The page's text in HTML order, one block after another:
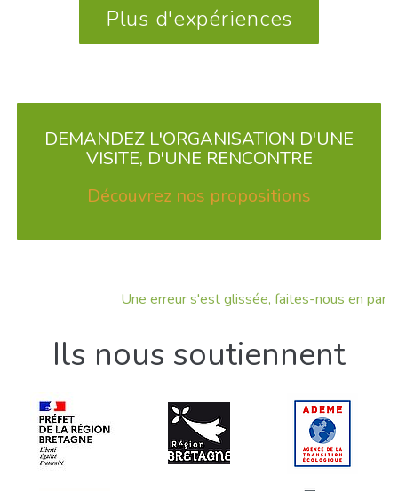
Plus d'expériences
DEMANDEZ L'ORGANISATION D'UNE
VISITE, D'UNE RENCONTRE
Découvrez nos propositions
Une erreur s'est glissée, faites-nous en part !
Ils nous soutiennent